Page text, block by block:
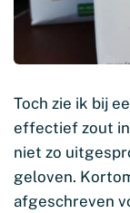
Toch zie ik bij
effectief zout in
niet zo
geloven.
afgeschreven